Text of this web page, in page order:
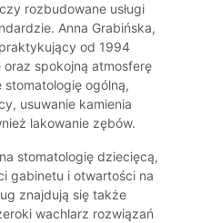
rozbudowane usługi
Anna Grabińska,
od 1994
spokojną atmosferę
ogólną,
usuwanie kamienia
lakowanie zębów.
stomatologię dziecięcą,
gabinetu i otwartości na
znajdują się także
wachlarz rozwiązań